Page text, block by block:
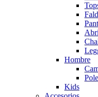
Hombre
Kids